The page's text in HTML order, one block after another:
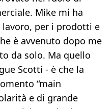
Mike mi ha
per i prodotti e
è avvenuto dopo me
da solo. Ma quello
Scotti - è che la
“main
e di grande